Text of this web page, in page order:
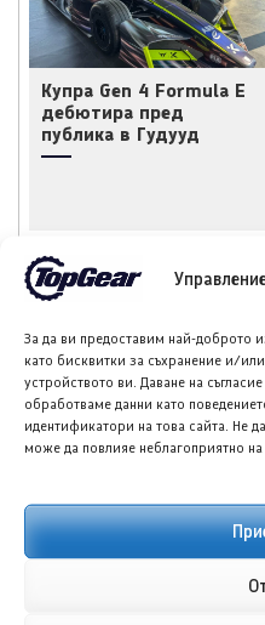
За да ви предоставим най-доброто
като бисквитки за съхранение и/
устройството ви. Даване на
обработваме данни като
идентификатори на това сайта. Не
може да повлияе неблагоприятно
Купра Gen 4 Formula E
дебютира пред
публика в Гудууд
НОВИ ПУБЛИКАЦИИ